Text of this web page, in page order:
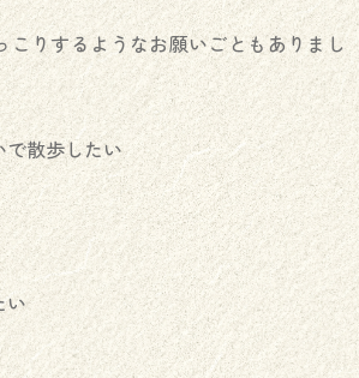
こりするようなお願いごともありまし
で散歩したい
い